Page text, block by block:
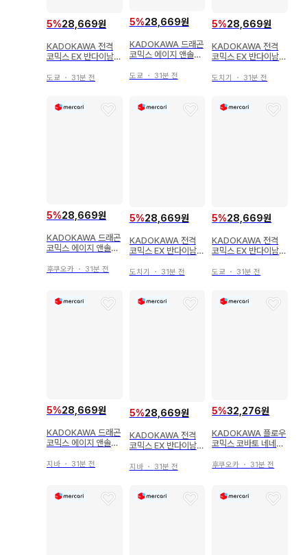
5%28,669원
KADOKAWA 전격
코믹스 EX 반다이남코
마스터 신데렐라 걸스
도쿄 ・ 31분 전
5%28,669원
KADOKAWA 드래곤
코믹스 에이지 앤솔로
코믹 앤솔로지 ~다크
도쿄 ・ 31분 전
5%28,669원
KADOKAWA 전격
코믹스 EX 반다이남코
마스터 신데렐라 걸스
도치기 ・ 31분 전
5%28,669원
KADOKAWA 드래곤
코믹스 에이지 앤솔로
코믹 앤솔로지 ~다크
후쿠오카 ・ 31분 전
5%28,669원
KADOKAWA 전격
코믹스 EX 반다이남코
마스터 신데렐라 걸스
도치기 ・ 31분 전
5%28,669원
KADOKAWA 전격
코믹스 EX 반다이남코
마스터 신데렐라 걸스
도쿄 ・ 31분 전
5%28,669원
KADOKAWA 드래곤
코믹스 에이지 앤솔로
믹 앤솔로지 ~다크니
지바 ・ 31분 전
5%28,669원
KADOKAWA 전격
코믹스 EX 반다이남코
마스터 신데렐라 걸스
지바・ 31분 전
5%32,276원
KADOKAWA 플로우
코믹스 코바토 네네코
것 같아서 떨어져 봤더
후쿠오카 ・ 31분 전